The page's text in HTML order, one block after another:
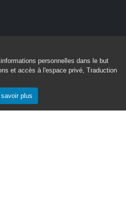
personnelles dans le but
et accès à l'espace privé, Traduction
savoir plus
la protection des données